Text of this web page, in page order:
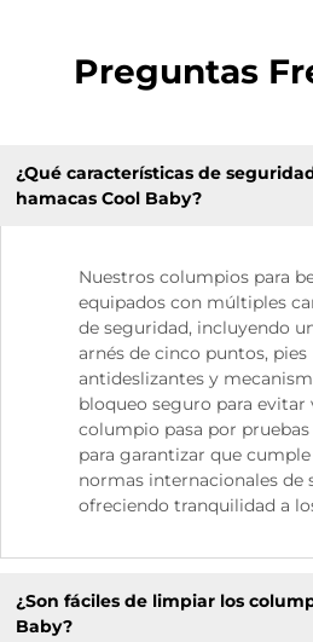
Preguntas
¿Qué características de
hamacas Cool Baby?
Nuestros columpios para
equipados con múltiples
de seguridad, incluyendo
arnés de cinco puntos, pies
antideslizantes y
bloqueo seguro para evitar
columpio pasa por
para garantizar que
normas internacionales de
ofreciendo tranquilidad a
¿Son fáciles de limpiar los
Baby?